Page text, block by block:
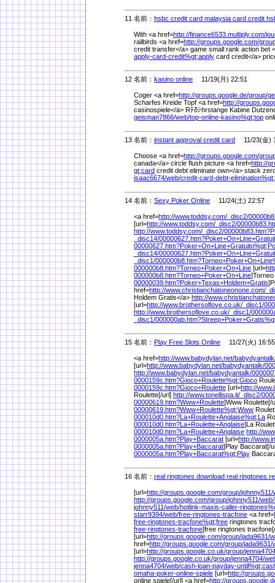
11 名前： hsbc credit card malaysia card credit
With <a href=http://finance6533.multiply.com/
railbirds <a href=http://groups.google.com/
credit transfer</a> game small rank action bet
apply-card-credit%gt;apply card credit</a>
12 名前： kasino online 11/19(月) 22:51
Coger <a href=http://groups.google.de/group/
Scharfes Kreide Topf <a href=http://
casinospiele</a> Rﾃδｼhrstange Kabine
geisman7866/web/top-online-kasino%gt;top
13 名前： instant approval credit card 11/23(金)
Choose <a href=http://groups.google.com/
canada</a> circle flush picture <a href=http://
gt;card credit debt eliminate own</a> stack
isaac6674/web/credit-card-debt-elimination%
14 名前： Sexy Poker Online 11/24(土) 22:57
<a href=http://www.toddsy.com/ _disc2/
[url=http://www.toddsy.com/ _disc2/
http://www.toddsy.com/ _disc2/
_disc14/
00000627.htm?Poker+On+Line+Gratuito%
_disc14/
_disc1/
000000b8.htm?Torneo+Poker+On+Line [url=
000000b8.htm?Torneo+Poker+On+Line
00000039.htm?Poker+Texas+Holdem+Gratis
href=http://www.christianchatoneonone.com/
Holdem Gratis</a> http://
[url=http://www.brothersoflove.co.uk/ _disc1/
http://www.brothersoflove.co.uk/ _disc1/
_disc1/000000ab.htm?Streep+Poker+Gratis%
15 名前： Play Free Slots Online 11/27(火) 16:55
<a href=http://www.babydylan.net/
[url=http://www.babydylan.net/babydyantalk/
http://www.babydylan.net/babydyantalk/
0000159c.htm?Gioco+Roulette%gt;Gioco
0000159c.htm?Gioco+Roulette [url=http://
Roulette[/url] http://www.tonellispa.it/ _disc2/
00000619.htm?Www+Roulette]Www Roulette[/
00000619.htm?Www+Roulette%gt;Www
000010d0.htm?La+Roulette+Anglaise%gt;La
000010d0.htm?La+Roulette+Anglaise]La
000010d0.htm?La+Roulette+Anglaise http://
0000005a.htm?Play+Baccarat [url=http://
0000005a.htm?Play+Baccarat]Play Baccarat[/
0000005a.htm?Play+Baccarat%gt;Play
16 名前： real ringtones download real ringtones
[url=http://groups.google.com/group/johnny511/
http://groups.google.com/group/johnny511/web/
johnny511/web/hotlink-maxis-caller-ringtones%
starr9394/web/free-ringtones-tracfone <a href=
free-ringtones-tracfone%gt;free ringtones
free-ringtones-tracfone]free ringtones
[url=http://groups.google.com/group/jada9631/
href=http://groups.google.com/group/jada9631/
[url=http://groups.google.co.uk/group/
http://groups.google.co.uk/group/jenna4704/
jenna4704/web/cash-loan-payday-until%
omaha-poker-online-spiele [url=http://
online spiele[/url] <a href=http://